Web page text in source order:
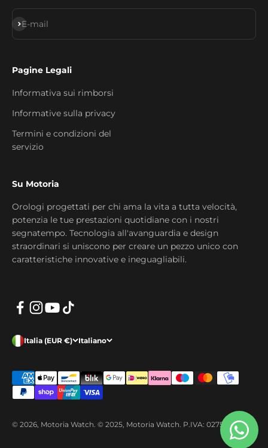
E-mail
Iscriviti alla newsletter
Pagine Legali
Informativa sui rimborsi
Informative sulla privacy
Termini e condizioni del
servizio
Su Motoria
Orologi progettati per chi ama la vita a tutta velocità,
potenzia le tue prestazioni quotidiane con i nostri
segnatempo. Tecnologia all'avanguardia e design
straordinari si uniscono per creare un pezzo unico con
caratteristiche innovative e ineguagliabili.
Italia (EUR €) Italiano
© 2026, Motoria Watch. © 2025, Motoria Watch. P.IVA: 02755260391